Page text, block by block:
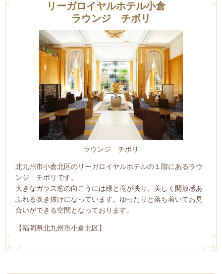
リーガロイヤルホテル小倉
ラウンジ チボリ
ラウンジ チボリ
北九州市小倉北区のリーガロイヤルホテルの１階にあるラウ
ンジ チボリです。
大きなガラス窓の向こうには緑と滝が映り、美しく開放感あ
ふれる吹き抜けになっています。ゆったりと落ち着いてお見
合いができる空間となっております。
【福岡県北九州市小倉北区】